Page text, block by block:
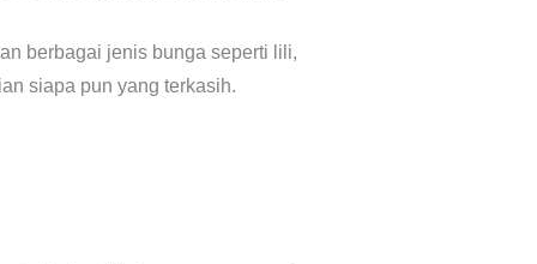
berbagai jenis bunga seperti lili,
siapa pun yang terkasih.